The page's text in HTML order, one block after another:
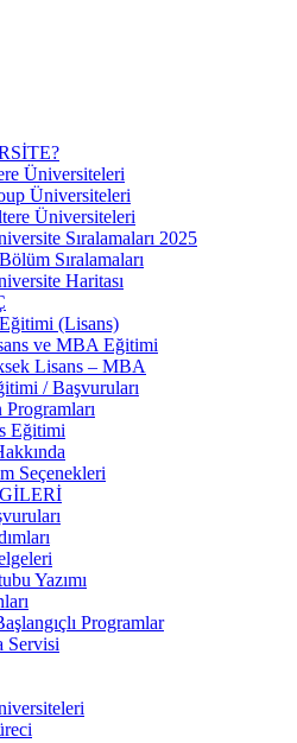
Üniversiteleri
Üniversiteleri
Üniversiteleri
Sıralamaları 2025
Sıralamaları
Haritası
(Lisans)
ve MBA Eğitimi
Lisans – MBA
/ Başvuruları
Eğitimi
Seçenekleri
Yazımı
Programlar
Servisi